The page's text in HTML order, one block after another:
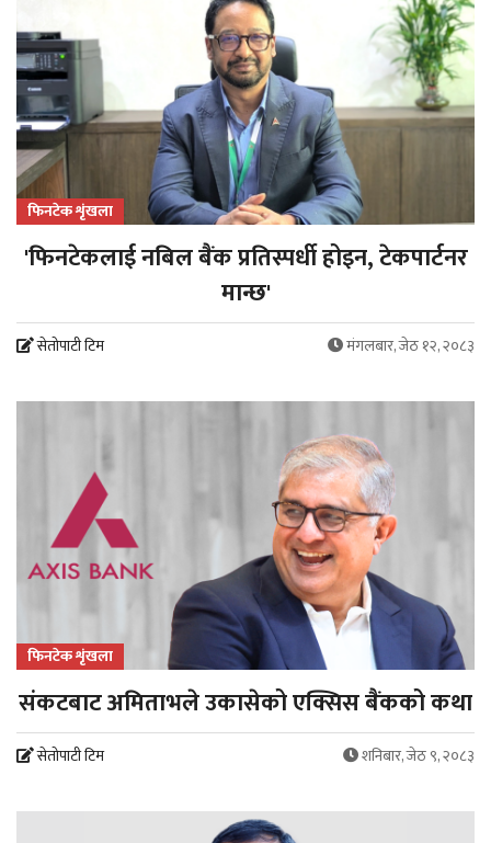
फिनटेक शृंखला
'फिनटेकलाई नबिल बैंक प्रतिस्पर्धी होइन, टेकपार्टनर
मान्छ'
सेतोपाटी टिम मंगलबार, जेठ १२, २०८३
फिनटेक शृंखला
संकटबाट अमिताभले उकासेको एक्सिस बैंकको कथा
सेतोपाटी टिम शनिबार, जेठ ९, २०८३